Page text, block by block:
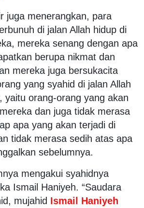
juga menerangkan, para
di jalan Allah hidup di
mereka senang dengan apa
berupa nikmat dan
mereka juga bersukacita
yang syahid di jalan Allah
yaitu orang-orang yang akan
dan juga tidak merasa
apa yang akan terjadi di
tidak merasa sedih atas apa
sebelumnya.
mengakui syahidnya
Ismail Haniyeh. “Saudara
mujahid Ismail Haniyeh